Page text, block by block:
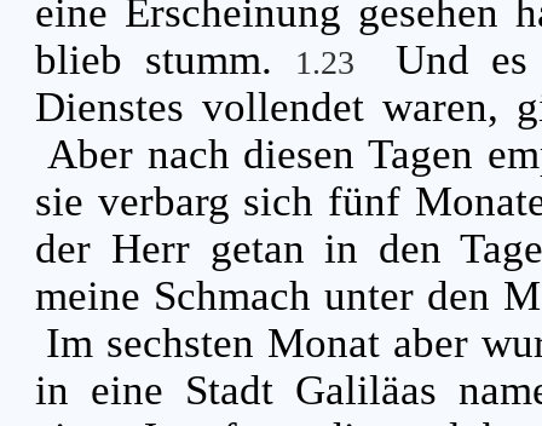
eine Erscheinung gesehen
blieb stumm.
1.23
Und es
Dienstes vollendet waren,
Aber nach diesen Tagen
sie verbarg sich fünf
der Herr getan in den
meine Schmach unter den
Im sechsten Monat aber
in eine Stadt Galiläas